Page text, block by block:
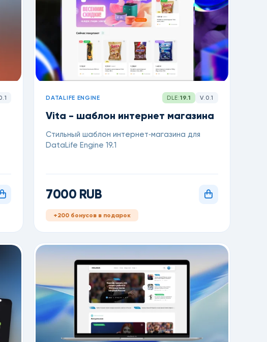
DATALIFE ENGINE DLE:19.1 V.0.1
Vita - шаблон интернет магазина
Стильный шаблон интернет‑магазина для
DataLife Engine 19.1
7000 RUB
+200 бонусов в подарок